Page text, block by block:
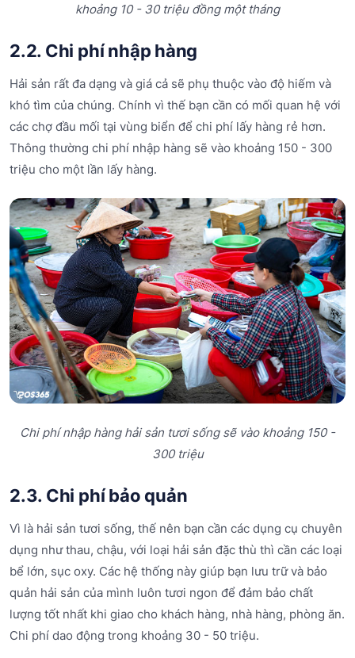
khoảng 10 - 30 triệu đồng một tháng
2.2. Chi phí nhập hàng
Hải sản rất đa dạng và giá cả sẽ phụ thuộc vào độ hiếm và
khó tìm của chúng. Chính vì thế bạn cần có mối quan hệ với
các chợ đầu mối tại vùng biển để chi phí lấy hàng rẻ hơn.
Thông thường chi phí nhập hàng sẽ vào khoảng 150 - 300
triệu cho một lần lấy hàng.
Chi phí nhập hàng hải sản tươi sống sẽ vào khoảng 150 -
300 triệu
2.3. Chi phí bảo quản
Vì là hải sản tươi sống, thế nên bạn cần các dụng cụ chuyên
dụng như thau, chậu, với loại hải sản đặc thù thì cần các loại
bể lớn, sục oxy. Các hệ thống này giúp bạn lưu trữ và bảo
quản hải sản của mình luôn tươi ngon để đảm bảo chất
lượng tốt nhất khi giao cho khách hàng, nhà hàng, phòng ăn.
Chi phí dao động trong khoảng 30 - 50 triệu.